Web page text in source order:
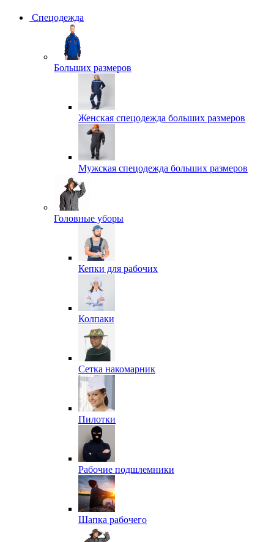
Спецодежда
Больших размеров
Женская спецодежда больших размеров
Мужская спецодежда больших размеров
Головные уборы
Кепки для рабочих
Колпаки
Сетка накомарник
Пилотки
Рабочие подшлемники
Шапка рабочего